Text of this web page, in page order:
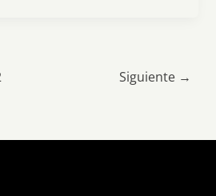
Siguiente →